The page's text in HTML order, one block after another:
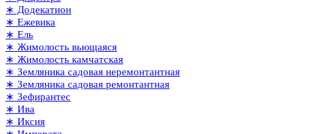
∗ Додекатион
∗ Ежевика
∗ Ель
∗ Жимолость вьющаяся
∗ Жимолость камчатская
∗ Земляника садовая неремонтантная
∗ Земляника садовая ремонтантная
∗ Зефирантес
∗ Ива
∗ Иксия